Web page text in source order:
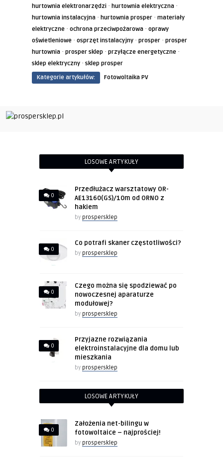
hurtownia elektronarzędzi · hurtownia elektryczna ·
hurtownia instalacyjna · hurtownia prosper · materiały
elektryczne · ochrona przeciwpożarowa · oprawy
oświetleniowe · osprzęt instalacyjny · prosper · prosper
hurtownia · prosper sklep · przyłącze energetyczne ·
sklep elektryczny · sklep prosper
Kategorie artykułów:
Fotowoltaika PV
LOSOWE ARTYKUŁY
0
Przedłużacz warsztatowy OR-
AE13160(GS)/10m od ORNO z
hakiem
by prospersklep
0
Co potrafi skaner częstotliwości?
by prospersklep
0
Czego można się spodziewać po
nowoczesnej aparaturze
modułowej?
by prospersklep
0
Przyjazne rozwiązania
elektroinstalacyjne dla domu lub
mieszkania
by prospersklep
LOSOWE ARTYKUŁY
0
Założenia net-bilingu w
fotowoltaice – najprościej!
by prospersklep